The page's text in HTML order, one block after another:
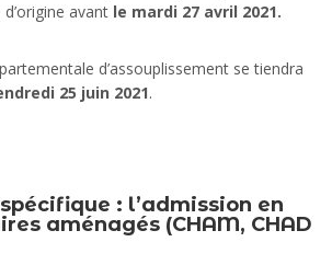
avant le mardi 27 avril 2021.
d’assouplissement se tiendra
25 juin 2021.
: l’admission en
aménagés (CHAM, CHAD